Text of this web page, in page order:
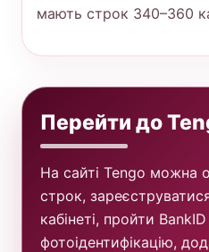
мають строк 340–360
Перейти до
На сайті Tengo можна
строк,
кабінеті, пройти
фотоідентифікацію,